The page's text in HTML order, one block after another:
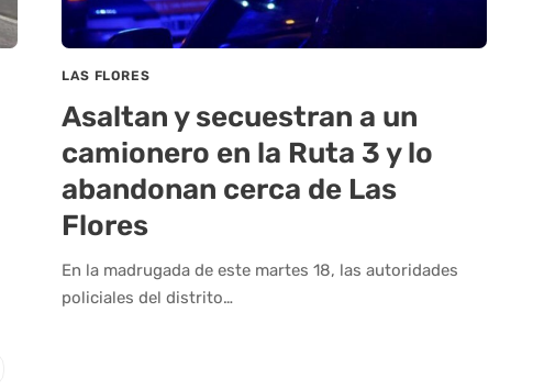
LAS FLORES
Asaltan y secuestran a un
camionero en la Ruta 3 y lo
abandonan cerca de Las
Flores
En la madrugada de este martes 18, las autoridades
policiales del distrito…